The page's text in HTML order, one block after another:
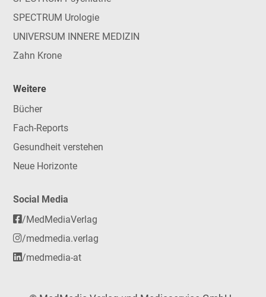
SPECTRUM Urologie
UNIVERSUM INNERE MEDIZIN
Zahn Krone
Weitere
Bücher
Fach-Reports
Gesundheit verstehen
Neue Horizonte
Social Media
/MedMediaVerlag
/medmedia.verlag
/medmedia-at